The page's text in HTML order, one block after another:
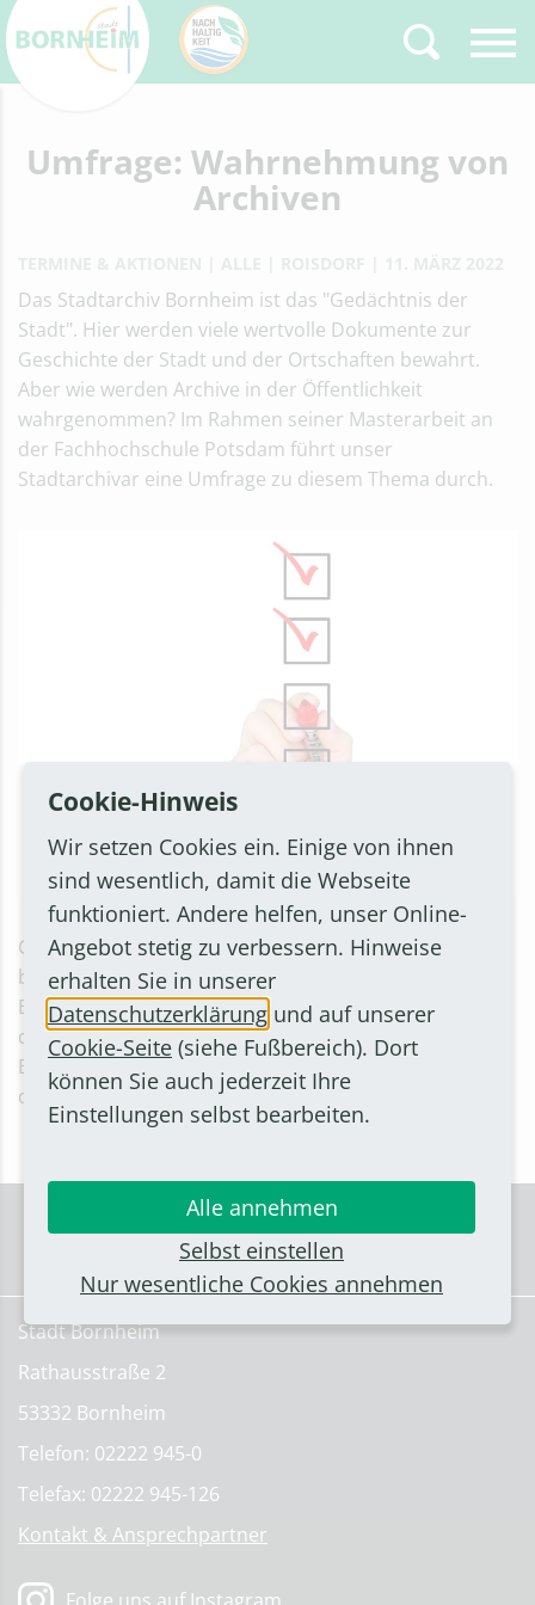
Zurück
Type 2 or more
characters for results.
Umfrage: Wahrnehmung von
Archiven
Das Stadtarchiv Bornheim ist das "Gedächtnis der
Stadt". Hier werden viele wertvolle Dokumente zur
Geschichte der Stadt und der Ortschaften bewahrt.
Aber wie werden Archive in der Öffentlichkeit
wahrgenommen? Im Rahmen seiner Masterarbeit an
der Fachhochschule Potsdam führt unser
Stadtarchivar eine Umfrage zu diesem Thema durch.
Gefragt sind sowohl Menschen, die schon Archive
besucht haben, als auch Menschen ohne jede
Erfahrung mit Archiven. Die Ergebnisse sollen auch in
die Optimierung der Dienstleistungen des Stadtarchivs
Bornheim einfließen. Die Teilnahme dauert nur etwa
drei Minuten.HIER geht's zur Umfrage.
Stadt Bornheim
Rathausstraße 2
53332 Bornheim
Telefon: 02222 945-0
Telefax: 02222 945-126
Kontakt & Ansprechpartner
Cookie-Hinweis
Wir setzen Cookies ein. Einige von ihnen
sind wesentlich, damit die Webseite
funktioniert. Andere helfen, unser Online-
Angebot stetig zu verbessern. Hinweise
erhalten Sie in unserer
Datenschutzerklärung und auf unserer
Cookie-Seite (siehe Fußbereich). Dort
können Sie auch jederzeit Ihre
Einstellungen selbst bearbeiten.
Alle annehmen
Selbst einstellen
Nur wesentliche Cookies annehmen